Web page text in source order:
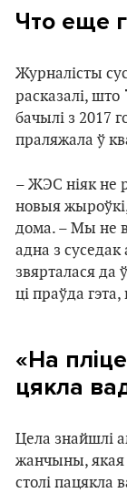
Что еще
Журналісты
расказалі, што
бачылі з 2017
праляжала ў
– ЖЭС ніяк не
новыя
дома. – Мы не
адна з суседак
звярталася да
ці праўда гэта,
«На
цякла
Цела знайшлі
жанчыны, якая
столі пацякла